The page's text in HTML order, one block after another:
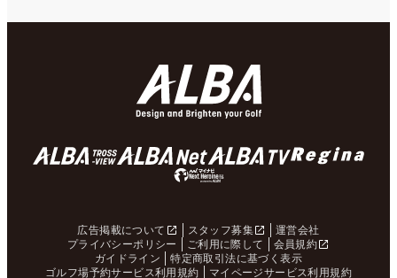
広告掲載について スタッフ募集
運営会社
プライバシーポリシー
ご利用に際して
会員規約
ガイドライン
特定商取引法に基づく表示
ゴルフ場予約サービス利用規約
マイページサービス利用規約